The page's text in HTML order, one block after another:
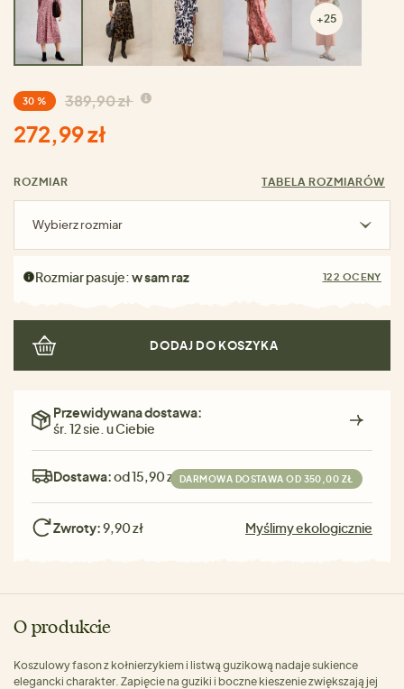
+25
30 % 389,90 zł
272,99 zł
ROZMIAR TABELA ROZMIARÓW
Wybierz rozmiar
Rozmiar pasuje:w sam raz 122 OCENY
DODAJ DO KOSZYKA
Przewidywana dostawa:
śr. 12 sie. u Ciebie
Dostawa:od 15,90 zł DARMOWA DOSTAWA OD 350,00 ZŁ
Zwroty:9,90 zł Myślimy ekologicznie
O produkcie
Koszulowy fason z kołnierzykiem i listwą guzikową nadaje sukience
elegancki charakter. Zapięcie na guziki i boczne kieszenie zwiększają jej